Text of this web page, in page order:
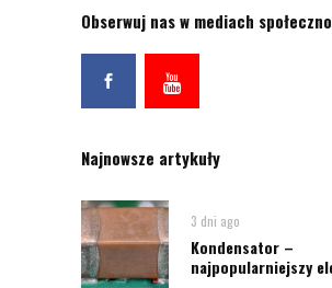
Obserwuj nas w mediach
Najnowsze artykuły
3 dni ago
Kondensator –
najpopularniejszy